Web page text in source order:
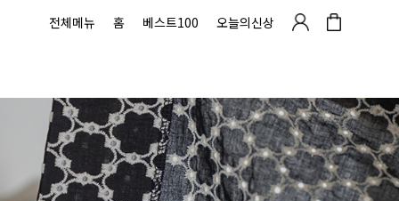
전체메뉴 홈 베스트100 오늘의신상